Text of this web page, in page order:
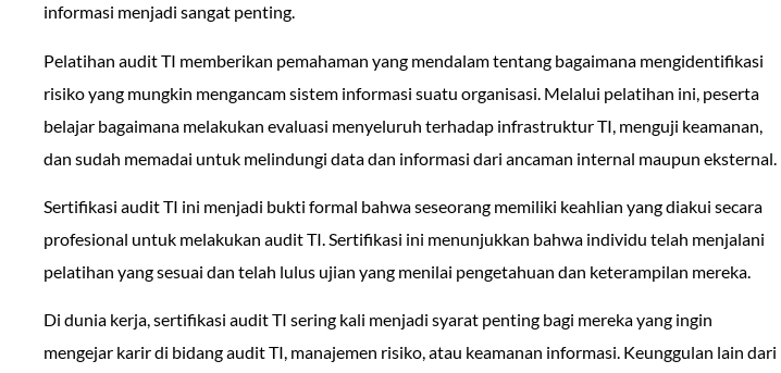
informasi menjadi sangat penting.
Pelatihan audit TI memberikan pemahaman yang mendalam tentang bagaimana mengidentifikasi
risiko yang mungkin mengancam sistem informasi suatu organisasi. Melalui pelatihan ini, peserta
belajar bagaimana melakukan evaluasi menyeluruh terhadap infrastruktur TI, menguji keamanan,
dan sudah memadai untuk melindungi data dan informasi dari ancaman internal maupun eksternal.
Sertifikasi audit TI ini menjadi bukti formal bahwa seseorang memiliki keahlian yang diakui secara
profesional untuk melakukan audit TI. Sertifikasi ini menunjukkan bahwa individu telah menjalani
pelatihan yang sesuai dan telah lulus ujian yang menilai pengetahuan dan keterampilan mereka.
Di dunia kerja, sertifikasi audit TI sering kali menjadi syarat penting bagi mereka yang ingin
mengejar karir di bidang audit TI, manajemen risiko, atau keamanan informasi. Keunggulan lain dari